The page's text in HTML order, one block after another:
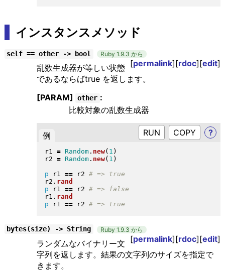
インスタンスメソッド
self == other -> bool Ruby 1.9.3 から
[permalink][rdoc][edit]
乱数生成器が等しい状態
であるならばtrue を返します。
[PARAM]
other :
比較対象の乱数生成器
例 RUN ?
r1 = Random. new( 1 )
r2 = Random. new( 1 )
p r1 == r2
r2 . rand
p r1 == r2
r1 . rand
p r1 == r2
bytes(size) -> String Ruby 1.9.3 から
[permalink][rdoc][edit]
ランダムなバイナリー文
字列を返します。結果の文字列のサイズを指定で
きます。